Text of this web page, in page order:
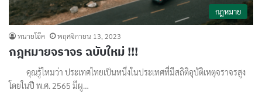
กฎหมาย
ทนายโอ๊ค พฤศจิกายน 13, 2023
กฎหมายจราจร ฉบับใหม่ !!!
คุณรู้ไหมว่า ประเทศไทยเป็นหนึ่งในประเทศที่มีสถิติอุบัติเหตุจราจรสูง
โดยในปี พ.ศ. 2565 มีผู…